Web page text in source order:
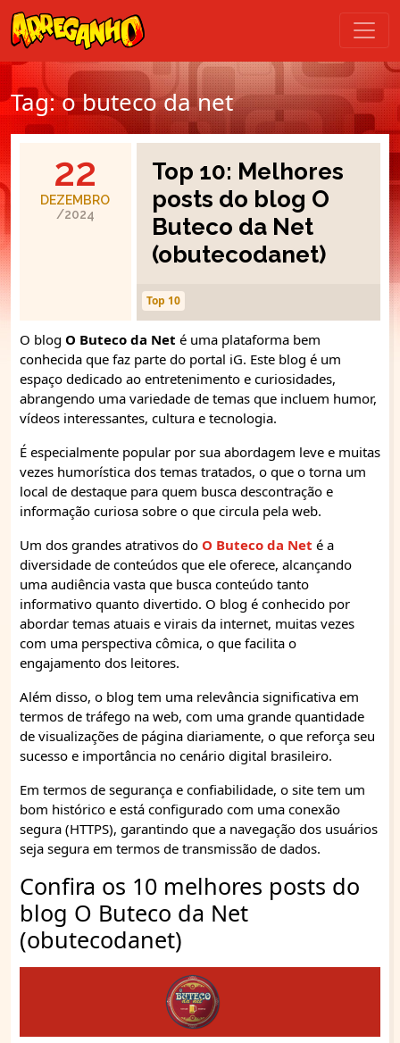
Tag:o buteco da net
22
DEZEMBRO
/2024
Top 10: Melhores
posts do blog O
Buteco da Net
(obutecodanet)
Top 10
O blog O Buteco da Net é uma plataforma bem
conhecida que faz parte do portal iG. Este blog é um
espaço dedicado ao entretenimento e curiosidades,
abrangendo uma variedade de temas que incluem humor,
vídeos interessantes, cultura e tecnologia.
É especialmente popular por sua abordagem leve e muitas
vezes humorística dos temas tratados, o que o torna um
local de destaque para quem busca descontração e
informação curiosa sobre o que circula pela web.
Um dos grandes atrativos do O Buteco da Net é a
diversidade de conteúdos que ele oferece, alcançando
uma audiência vasta que busca conteúdo tanto
informativo quanto divertido. O blog é conhecido por
abordar temas atuais e virais da internet, muitas vezes
com uma perspectiva cômica, o que facilita o
engajamento dos leitores.
Além disso, o blog tem uma relevância significativa em
termos de tráfego na web, com uma grande quantidade
de visualizações de página diariamente, o que reforça seu
sucesso e importância no cenário digital brasileiro.
Em termos de segurança e confiabilidade, o site tem um
bom histórico e está configurado com uma conexão
segura (HTTPS), garantindo que a navegação dos usuários
seja segura em termos de transmissão de dados.
Confira os 10 melhores posts do
blog O Buteco da Net
(obutecodanet)